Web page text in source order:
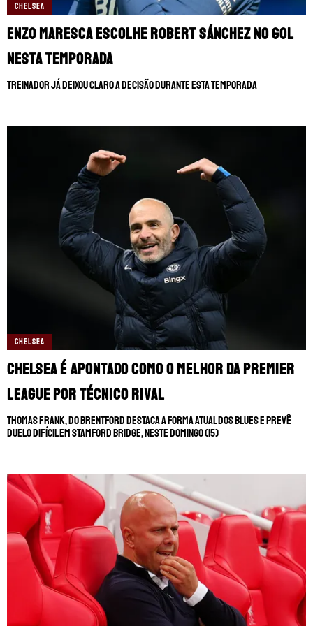
🔥 MELHORES SITES DE APOSTAS
🎁 BÔNUS PARA APOSTAR
MANCHESTER CITY
MANCHESTER UNITED
PREMIER LEAGUE
FUTEBOL EUROPEU
CHAMPIONS LEAGUE
LIGA PORTUGUESA
LIGUE 1
LA LIGA
MUNDIAL DE CLUBES
BRASILEIRÃO
TRANSFERÊNCIAS
LIGUE 1
CHAMPIONS LEAGUE
FUTEBOL EUROPEU
SOMOS FANÁTICOS PORTUGAL
SOMOS FANÁTICOS ANGOLA
SOMOS FANÁTICOS MOÇAMBIQUE
SOBRE NÓS
STAFF
CONTATO
ESCREVA NO FANÁTICOS
FUTBOLCENTROAMERICA
BOLAVIP
REDGOL
APOSTAS
CHELSEA
Enzo Maresca escolhe Robert Sánchez no gol
nesta temporada
Treinador já deixou claro a decisão durante esta temporada
CHELSEA
Chelsea é apontado como o melhor da Premier
League por técnico rival
Thomas Frank, do Brentford destaca a forma atual dos Blues e prevê
duelo difícil em Stamford Bridge, neste domingo (15)